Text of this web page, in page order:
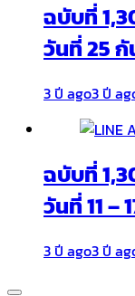
ฉบับที่
วันที่ 25
3 ปี ago3 ปี
ฉบับที่
วันที่ 11 –
3 ปี ago3 ปี